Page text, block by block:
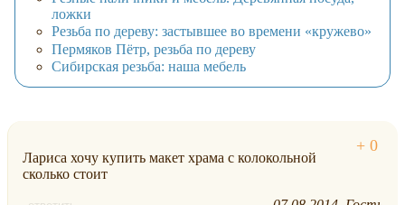
ложки
Резьба по дереву: застывшее во времени «кружево»
Пермяков Пётр, резьба по дереву
Сибирская резьба: наша мебель
Лариса хочу купить макет храма с колокольной
сколько стоит